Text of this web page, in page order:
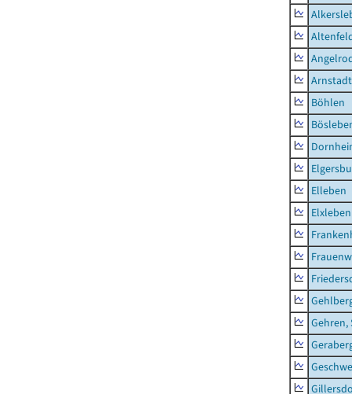
Böhlen
Elleben
Elxleben
Gehren,